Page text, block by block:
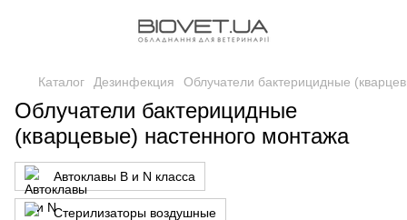
Каталог Дезинфекция Облучатели бактерицидные
Облучатели бактерицидные
(кварцевые) настенного монтажа
Автоклавы B и N класса
Стерилизаторы воздушные